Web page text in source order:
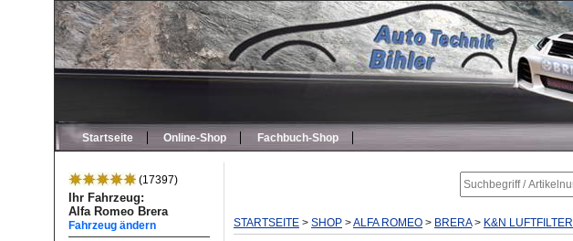
Startseite Online-Shop Fachbuch-Shop
(17397)
Ihr Fahrzeug:
Alfa Romeo Brera
Fahrzeug ändern STARTSEITE > SHOP >ALFA ROMEO > BRERA > K&N LUFTFILTER